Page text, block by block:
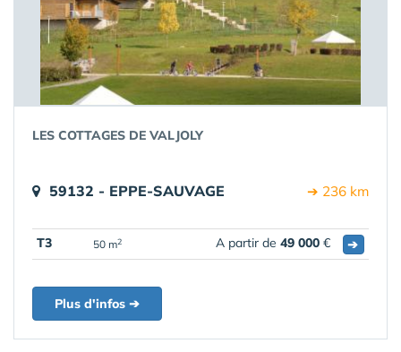
LES COTTAGES DE VALJOLY
59132 - EPPE-SAUVAGE ➔ 236 km
T3 50 m2 A partir de 49 000 € ➔
Plus d'infos ➔